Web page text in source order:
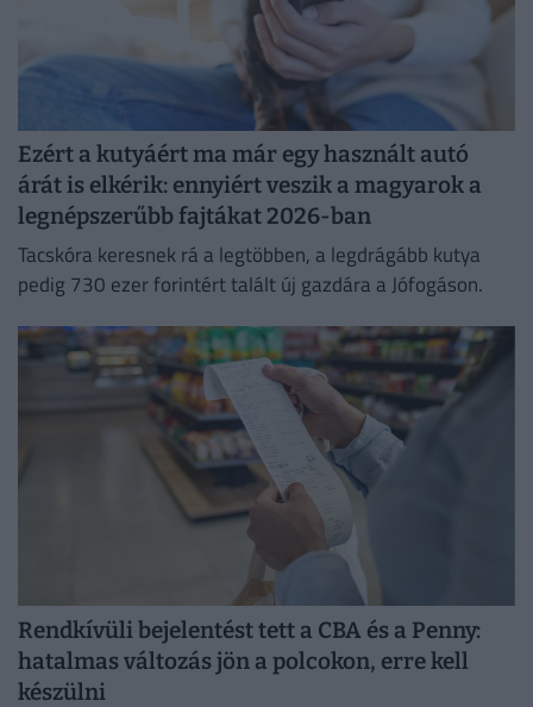
Ezért a kutyáért ma már egy használt autó
árát is elkérik: ennyiért veszik a magyarok a
legnépszerűbb fajtákat 2026-ban
Tacskóra keresnek rá a legtöbben, a legdrágább kutya
pedig 730 ezer forintért talált új gazdára a Jófogáson.
Rendkívüli bejelentést tett a CBA és a Penny:
hatalmas változás jön a polcokon, erre kell
készülni